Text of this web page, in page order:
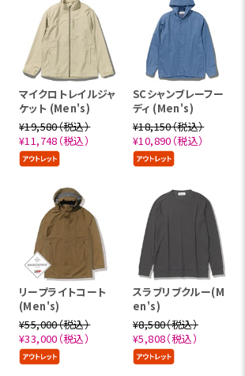
マイクロトレイルジャ
ケット (Men's)
¥19,580（税込）
¥11,748（税込）
SCシャンブレーフー
ディ (Men's)
¥18,150（税込）
¥10,890（税込）
リープライトコート
(Men's)
¥55,000（税込）
¥33,000（税込）
スラブリブクルー(M
en's)
¥8,580（税込）
¥5,808（税込）